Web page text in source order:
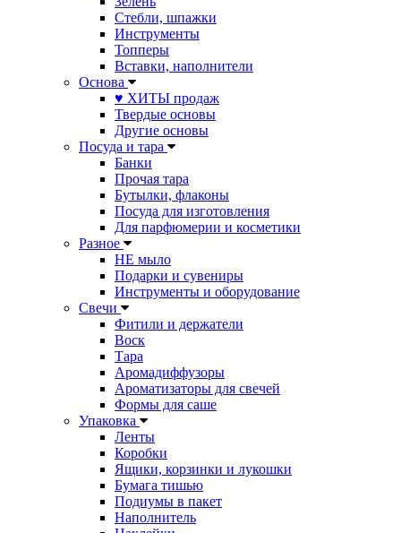
Стебли, шпажки
Инструменты
Топперы
Вставки, наполнители
Основа
♥ ХИТЫ продаж
Твердые основы
Другие основы
Посуда и тара
Банки
Прочая тара
Бутылки, флаконы
Посуда для изготовления
Для парфюмерии и косметики
Разное
НЕ мыло
Подарки и сувениры
Инструменты и оборудование
Свечи
Фитили и держатели
Воск
Тара
Аромадиффузоры
Ароматизаторы для свечей
Формы для саше
Упаковка
Ленты
Коробки
Ящики, корзинки и лукошки
Бумага тишью
Подиумы в пакет
Наполнитель